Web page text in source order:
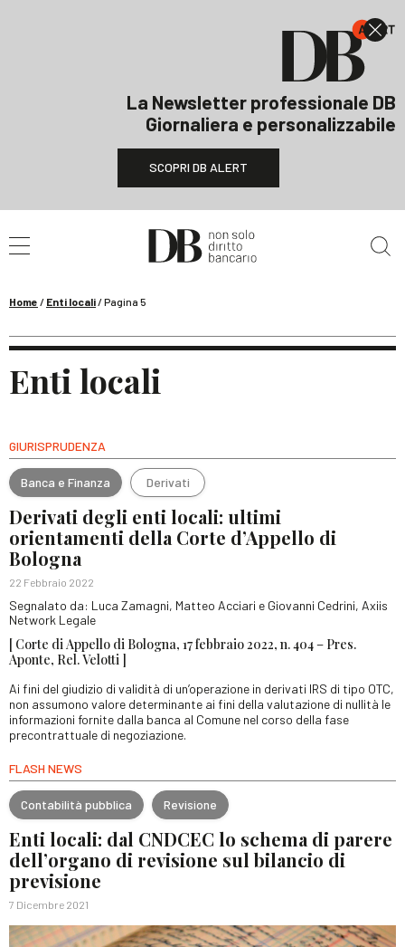
La Newsletter professionale DB
Giornaliera e personalizzabile
SCOPRI DB ALERT
Home / Enti locali/Pagina 5
Enti locali
GIURISPRUDENZA
Banca e Finanza Derivati
Derivati degli enti locali: ultimi
orientamenti della Corte d’Appello di
Bologna
22 Febbraio 2022
Segnalato da: Luca Zamagni, Matteo Acciari e Giovanni Cedrini, Axiis
Network Legale
[ Corte di Appello di Bologna, 17 febbraio 2022, n. 404 – Pres.
Aponte, Rel. Velotti ]
Ai fini del giudizio di validità di un’operazione in derivati IRS di tipo OTC,
non assumono valore determinante ai fini della valutazione di nullità le
informazioni fornite dalla banca al Comune nel corso della fase
precontrattuale di negoziazione.
FLASH NEWS
Contabilità pubblica Revisione
Enti locali: dal CNDCEC lo schema di parere
dell’organo di revisione sul bilancio di
previsione
7 Dicembre 2021